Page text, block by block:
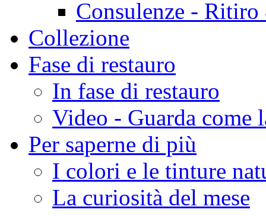
Consulenze - Ritiro
Collezione
Fase di restauro
In fase di restauro
Video - Guarda come
Per saperne di più
I colori e le tinture
La curiosità del mese